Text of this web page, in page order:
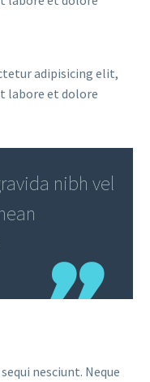
adipisicing elit,
labore et dolore
nibh vel
nesciunt. Neque